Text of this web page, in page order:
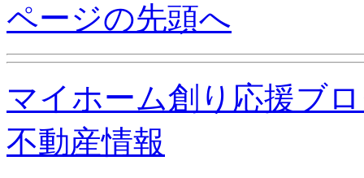
ページの先頭へ
マイホーム創り応援ブ
不動産情報